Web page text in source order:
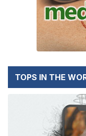
TOPS IN THE